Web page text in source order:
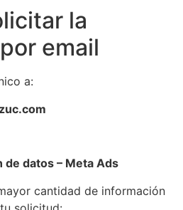
la
email
a:
de datos – Meta Ads
cantidad de información